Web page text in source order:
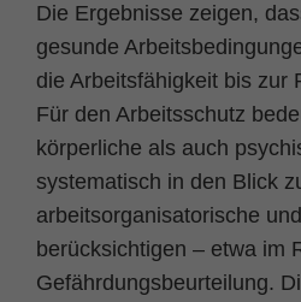
Die Ergebnisse zeigen,
gesunde
die Arbeitsfähigkeit bis zur
Für den Arbeitsschutz
körperliche als auch
systematisch in den Blick
arbeitsorganisatorische
berücksichtigen – etwa im
Gefährdungsbeurteilung.